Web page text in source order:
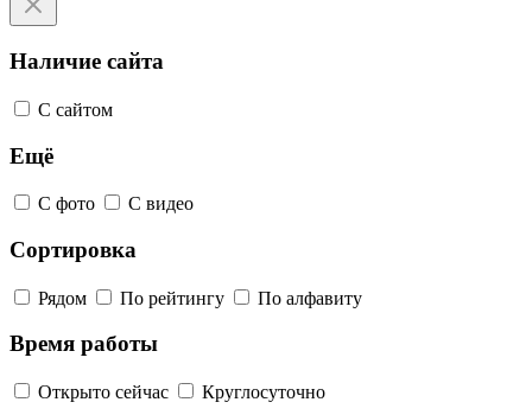
Наличие сайта
С сайтом
Ещё
С фото С видео
Сортировка
Рядом По рейтингу По алфавиту
Время работы
Открыто сейчас Круглосуточно